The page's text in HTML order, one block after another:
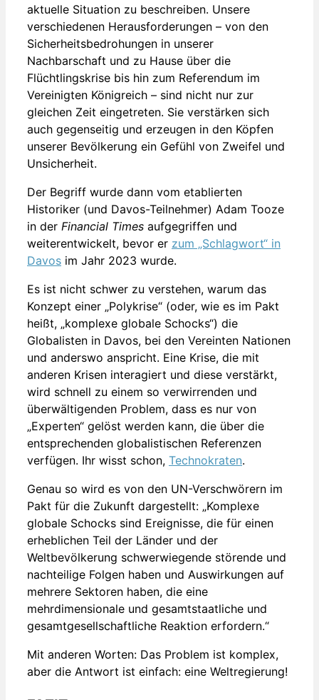
aktuelle Situation zu beschreiben. Unsere
verschiedenen Herausforderungen – von den
Sicherheitsbedrohungen in unserer
Nachbarschaft und zu Hause über die
Flüchtlingskrise bis hin zum Referendum im
Vereinigten Königreich – sind nicht nur zur
gleichen Zeit eingetreten. Sie verstärken sich
auch gegenseitig und erzeugen in den Köpfen
unserer Bevölkerung ein Gefühl von Zweifel und
Unsicherheit.
Der Begriff wurde dann vom etablierten
Historiker (und Davos-Teilnehmer) Adam Tooze
in der Financial Times aufgegriffen und
weiterentwickelt, bevor er zum „Schlagwort“ in
Davos im Jahr 2023 wurde.
Es ist nicht schwer zu verstehen, warum das
Konzept einer „Polykrise“ (oder, wie es im Pakt
heißt, „komplexe globale Schocks“) die
Globalisten in Davos, bei den Vereinten Nationen
und anderswo anspricht. Eine Krise, die mit
anderen Krisen interagiert und diese verstärkt,
wird schnell zu einem so verwirrenden und
überwältigenden Problem, dass es nur von
„Experten“ gelöst werden kann, die über die
entsprechenden globalistischen Referenzen
verfügen. Ihr wisst schon, Technokraten.
Genau so wird es von den UN-Verschwörern im
Pakt für die Zukunft dargestellt: „Komplexe
globale Schocks sind Ereignisse, die für einen
erheblichen Teil der Länder und der
Weltbevölkerung schwerwiegende störende und
nachteilige Folgen haben und Auswirkungen auf
mehrere Sektoren haben, die eine
mehrdimensionale und gesamtstaatliche und
gesamtgesellschaftliche Reaktion erfordern.“
Mit anderen Worten: Das Problem ist komplex,
aber die Antwort ist einfach: eine Weltregierung!